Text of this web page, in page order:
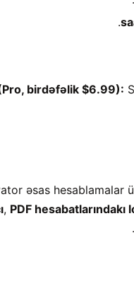
birdəfəlik $6.99):
əsas hesablamalar
, PDF hesabatlarındakı